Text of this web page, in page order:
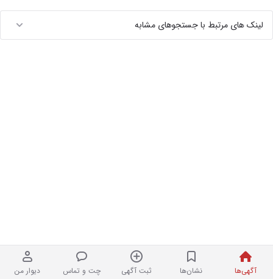
آگهی‌ها نشان‌ها ثبت آگهی چت و تماس دیوار من
لینک های مرتبط با جستجوهای مشابه